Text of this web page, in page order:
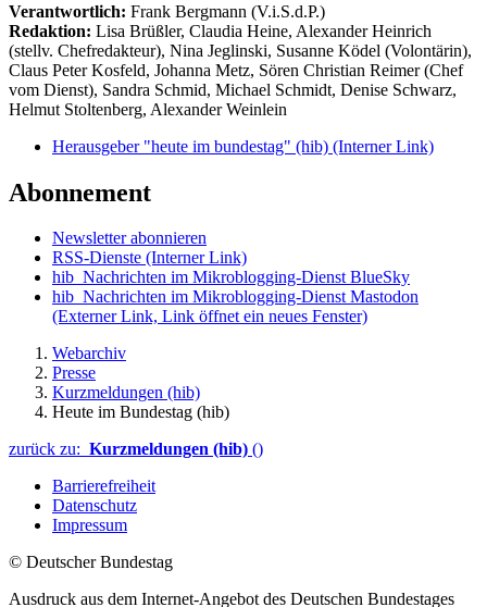
Verantwortlich: Frank Bergmann (V.i.S.d.P.)
Redaktion: Lisa Brüßler, Claudia Heine, Alexander Heinrich
(stellv. Chefredakteur), Nina Jeglinski, Susanne Ködel (Volontärin),
Claus Peter Kosfeld, Johanna Metz, Sören Christian Reimer (Chef
vom Dienst), Sandra Schmid, Michael Schmidt, Denise Schwarz,
Helmut Stoltenberg, Alexander Weinlein
Herausgeber "heute im bundestag" (hib) (Interner Link)
Abonnement
Newsletter abonnieren
RSS-Dienste (Interner Link)
hib_Nachrichten im Mikroblogging-Dienst BlueSky
hib_Nachrichten im Mikroblogging-Dienst Mastodon
(Externer Link, Link öffnet ein neues Fenster)
Webarchiv
Presse
Kurzmeldungen (hib)
Heute im Bundestag (hib)
zurück zu: Kurzmeldungen (hib) ()
Barrierefreiheit
Datenschutz
Impressum
© Deutscher Bundestag
Ausdruck aus dem Internet-Angebot des Deutschen Bundestages